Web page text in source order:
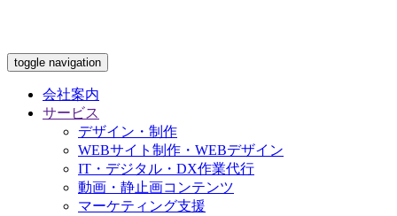
toggle navigation
会社案内
サービス
デザイン・制作
WEBサイト制作・WEBデザイン
IT・デジタル・DX作業代行
動画・静止画コンテンツ
マーケティング支援